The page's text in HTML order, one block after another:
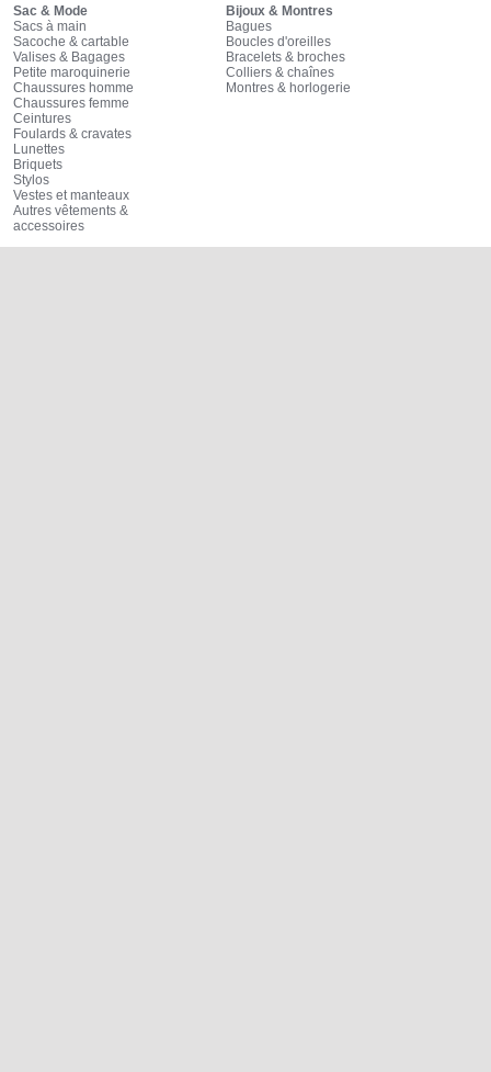
Sac & Mode
Sacs à main
Sacoche & cartable
Valises & Bagages
Petite maroquinerie
Chaussures homme
Chaussures femme
Ceintures
Foulards & cravates
Lunettes
Briquets
Stylos
Vestes et manteaux
Autres vêtements &
accessoires
Bijoux & Montres
Bagues
Boucles d'oreilles
Bracelets & broches
Colliers & chaînes
Montres & horlogerie